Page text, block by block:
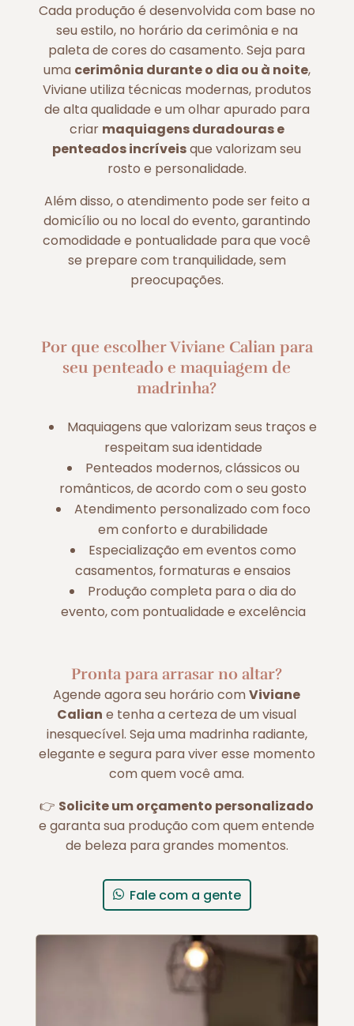
Cada produção é desenvolvida com base no
seu estilo, no horário da cerimônia e na
paleta de cores do casamento. Seja para
uma cerimônia durante o dia ou à noite,
Viviane utiliza técnicas modernas, produtos
de alta qualidade e um olhar apurado para
criar maquiagens duradouras e
penteados incríveisque valorizam seu
rosto e personalidade.
Além disso, o atendimento pode ser feito a
domicílio ou no local do evento, garantindo
comodidade e pontualidade para que você
se prepare com tranquilidade, sem
preocupações.
Por que escolher Viviane Calian para
seu penteado e maquiagem de
madrinha?
Maquiagens que valorizam seus traços e
respeitam sua identidade
Penteados modernos, clássicos ou
românticos, de acordo com o seu gosto
Atendimento personalizado com foco
em conforto e durabilidade
Especialização em eventos como
casamentos, formaturas e ensaios
Produção completa para o dia do
evento, com pontualidade e excelência
Pronta para arrasar no altar?
Agende agora seu horário comViviane
Calian e tenha a certeza de um visual
inesquecível. Seja uma madrinha radiante,
elegante e segura para viver esse momento
com quem você ama.
👉 Solicite um orçamento personalizado
e garanta sua produção com quem entende
de beleza para grandes momentos.
Fale com a gente